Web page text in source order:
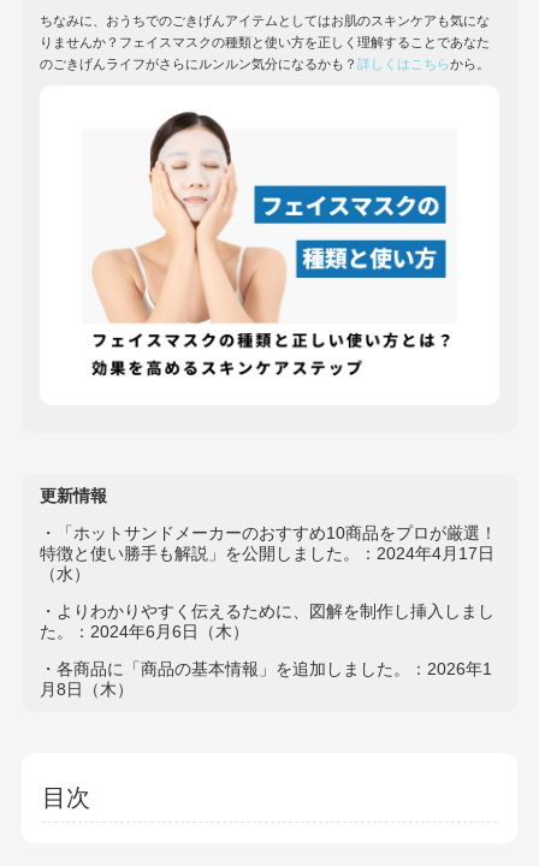
ちなみに、おうちでのごきげんアイテムとしてはお肌のスキンケアも気にな
りませんか？フェイスマスクの種類と使い方を正しく理解することであなた
のごきげんライフがさらにルンルン気分になるかも？ 詳しくはこちらから。
更新情報
・「ホットサンドメーカーのおすすめ10商品をプロが厳選！
特徴と使い勝手も解説」を公開しました。：2024年4月17日
（水）
・よりわかりやすく伝えるために、図解を制作し挿入しまし
た。：2024年6月6日（木）
・各商品に「商品の基本情報」を追加しました。：2026年1
月8日（木）
目次